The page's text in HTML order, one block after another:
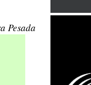
Pesada